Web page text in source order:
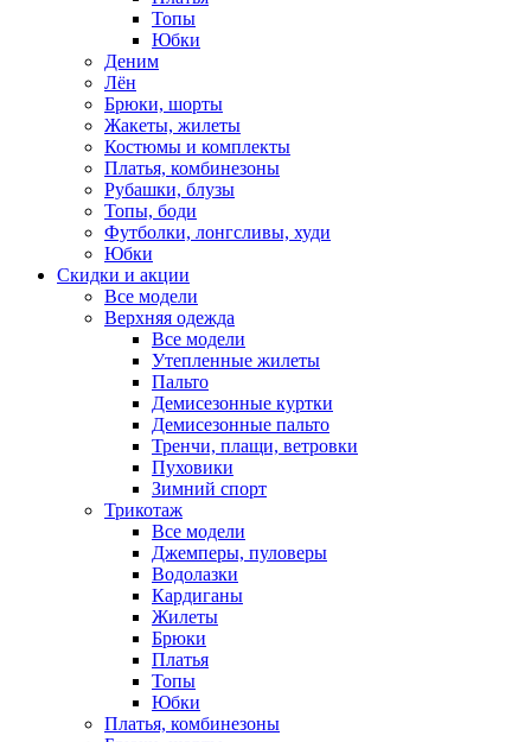
Топы
Юбки
Деним
Лён
Брюки, шорты
Жакеты, жилеты
Костюмы и комплекты
Платья, комбинезоны
Рубашки, блузы
Топы, боди
Футболки, лонгсливы, худи
Юбки
Скидки и акции
Все модели
Верхняя одежда
Все модели
Утепленные жилеты
Пальто
Демисезонные куртки
Демисезонные пальто
Тренчи, плащи, ветровки
Пуховики
Зимний спорт
Трикотаж
Все модели
Джемперы, пуловеры
Водолазки
Кардиганы
Жилеты
Брюки
Платья
Топы
Юбки
Платья, комбинезоны